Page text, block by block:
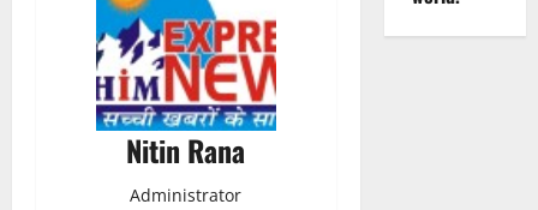
Nitin Rana
Administrator